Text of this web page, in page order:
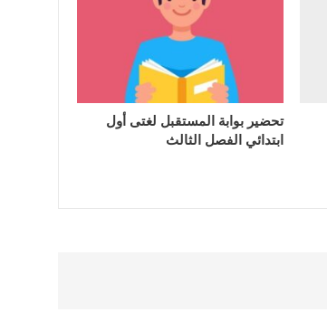
تحضير بوابة المستقبل لغتى أول
ابتدائي الفصل الثالث